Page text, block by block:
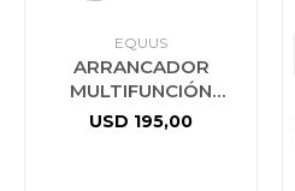
EQUUS
ARRANCADOR
MULTIFUNCIÓN
PORTÁTIL 16000MAH
USD 195,00